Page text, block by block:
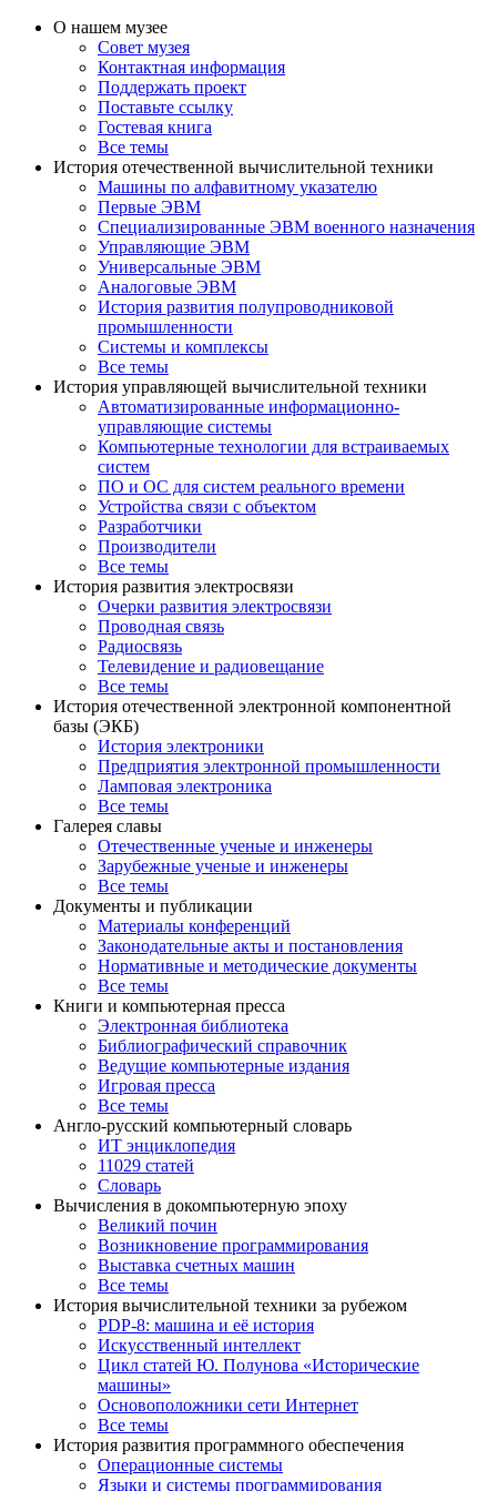
О нашем музее
Совет музея
Контактная информация
Поддержать проект
Поставьте ссылку
Гостевая книга
Все темы
История отечественной вычислительной техники
Машины по алфавитному указателю
Первые ЭВМ
Специализированные ЭВМ военного назначения
Управляющие ЭВМ
Универсальные ЭВМ
Аналоговые ЭВМ
История развития полупроводниковой
промышленности
Системы и комплексы
Все темы
История управляющей вычислительной техники
Автоматизированные информационно-
управляющие системы
Компьютерные технологии для встраиваемых
систем
ПО и ОС для систем реального времени
Устройства связи с объектом
Разработчики
Производители
Все темы
История развития электросвязи
Очерки развития электросвязи
Проводная связь
Радиосвязь
Телевидение и радиовещание
Все темы
История отечественной электронной компонентной
базы (ЭКБ)
История электроники
Предприятия электронной промышленности
Ламповая электроника
Все темы
Галерея славы
Отечественные ученые и инженеры
Зарубежные ученые и инженеры
Все темы
Документы и публикации
Материалы конференций
Законодательные акты и постановления
Нормативные и методические документы
Все темы
Книги и компьютерная пресса
Электронная библиотека
Библиографический справочник
Ведущие компьютерные издания
Игровая пресса
Все темы
Англо-русский компьютерный словарь
ИТ энциклопедия
11029 статей
Словарь
Вычисления в докомпьютерную эпоху
Великий почин
Возникновение программирования
Выставка счетных машин
Все темы
История вычислительной техники за рубежом
PDP-8: машина и её история
Искусственный интеллект
Цикл статей Ю. Полунова «Исторические
машины»
Основоположники сети Интернет
Все темы
История развития программного обеспечения
Операционные системы
Языки и системы программирования